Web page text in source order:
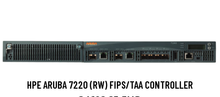
HPE ARUBA 7220 (RW) FIPS/TAA CONTROLLER